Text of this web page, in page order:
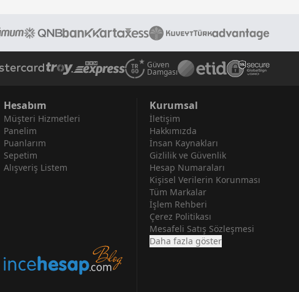
Güven
Damgası
Hesabım
Müşteri Hizmetleri
Panelim
Puanlarım
Sepetim
Alışveriş Listem
Kurumsal
İletişim
Hakkımızda
İnsan Kaynakları
Gizlilik ve Güvenlik
Hesap Numaraları
Kişisel Verilerin Korunması
Tüm Markalar
İşlem Rehberi
Çerez Politikası
Mesafeli Satış Sözleşmesi
Daha fazla göster